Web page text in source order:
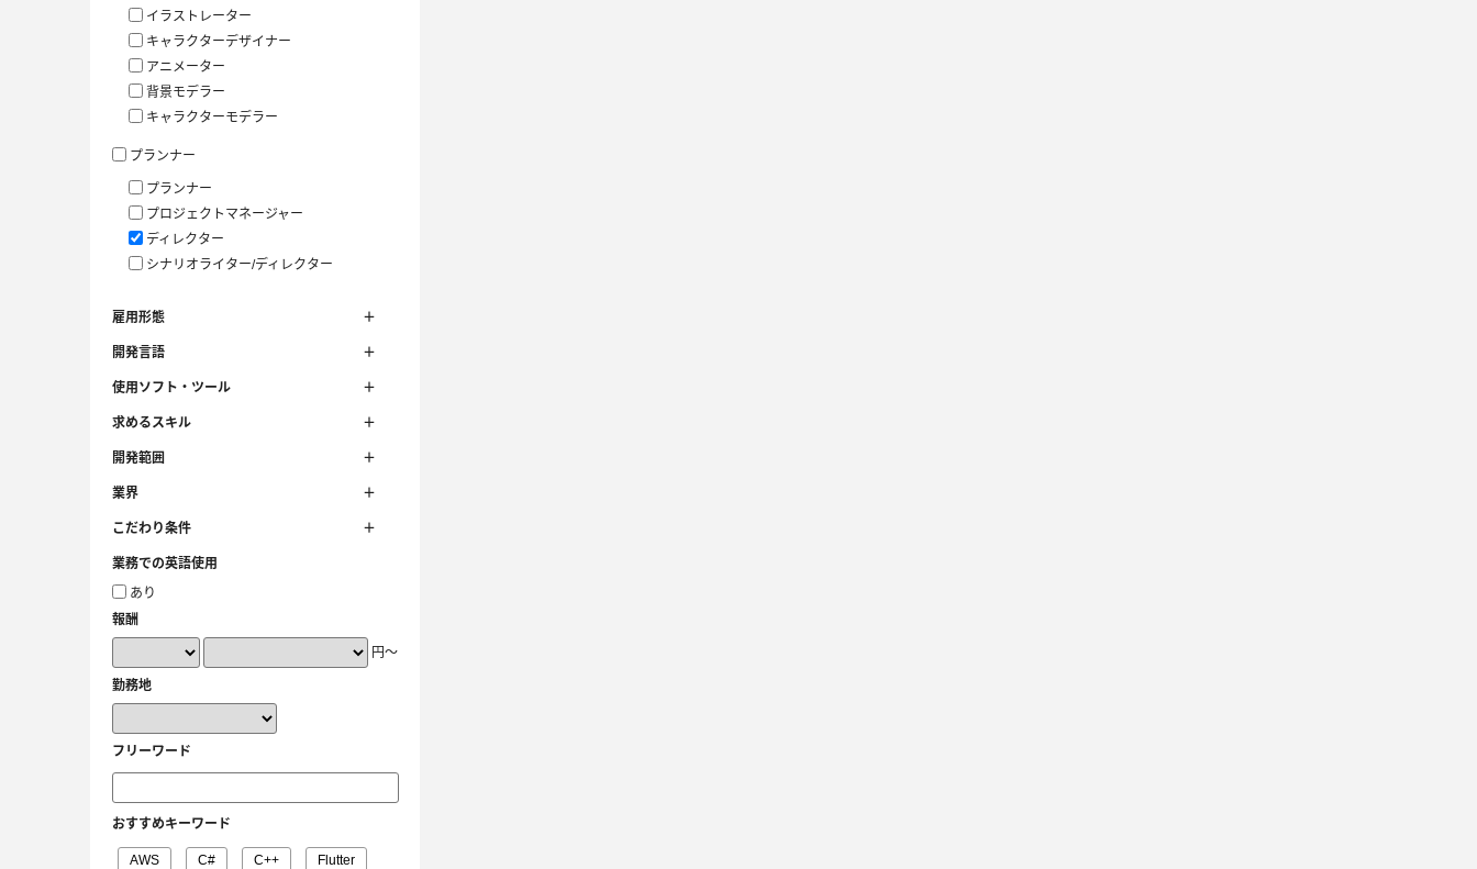
イラストレーター
キャラクターデザイナー
アニメーター
背景モデラー
キャラクターモデラー
プランナー
プランナー
プロジェクトマネージャー
ディレクター
シナリオライター/ディレクター
雇用形態
開発言語
使用ソフト・ツール
求めるスキル
開発範囲
業界
こだわり条件
業務での英語使用
あり
報酬
円～
勤務地
フリーワード
おすすめキーワード
AWS C# C++ Flutter